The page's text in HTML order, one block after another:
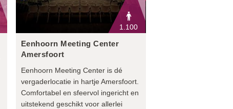
1.100
Eenhoorn Meeting Center
Amersfoort
Eenhoorn Meeting Center is dé
vergaderlocatie in hartje Amersfoort.
Comfortabel en sfeervol ingericht en
uitstekend geschikt voor allerlei